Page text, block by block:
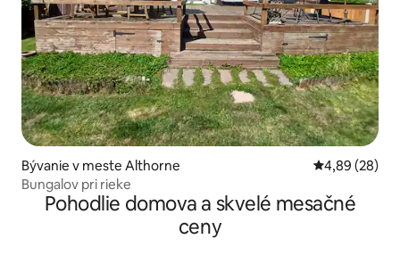
Bývanie v meste Althorne Priemerné
4,89 (28)
Bungalov pri rieke
Pohodlie domova a skvelé mesačné
ceny